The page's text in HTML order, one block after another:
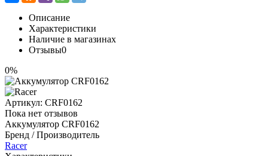
Описание
Характеристики
Наличие в магазинах
Отзывы0
0%
Артикул: CRF0162
Пока нет отзывов
Аккумулятор CRF0162
Бренд / Производитель
Racer